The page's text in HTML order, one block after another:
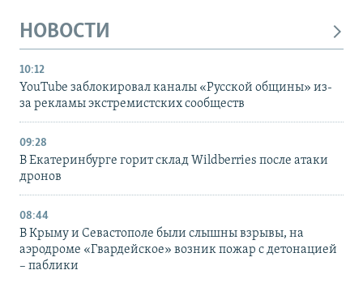
НОВОСТИ
10:12
YouTube заблокировал каналы «Русской общины» из-
за рекламы экстремистских сообществ
09:28
В Екатеринбурге горит склад Wildberries после атаки
дронов
08:44
В Крыму и Севастополе были слышны взрывы, на
аэродроме «Гвардейское» возник пожар с детонацией
– паблики